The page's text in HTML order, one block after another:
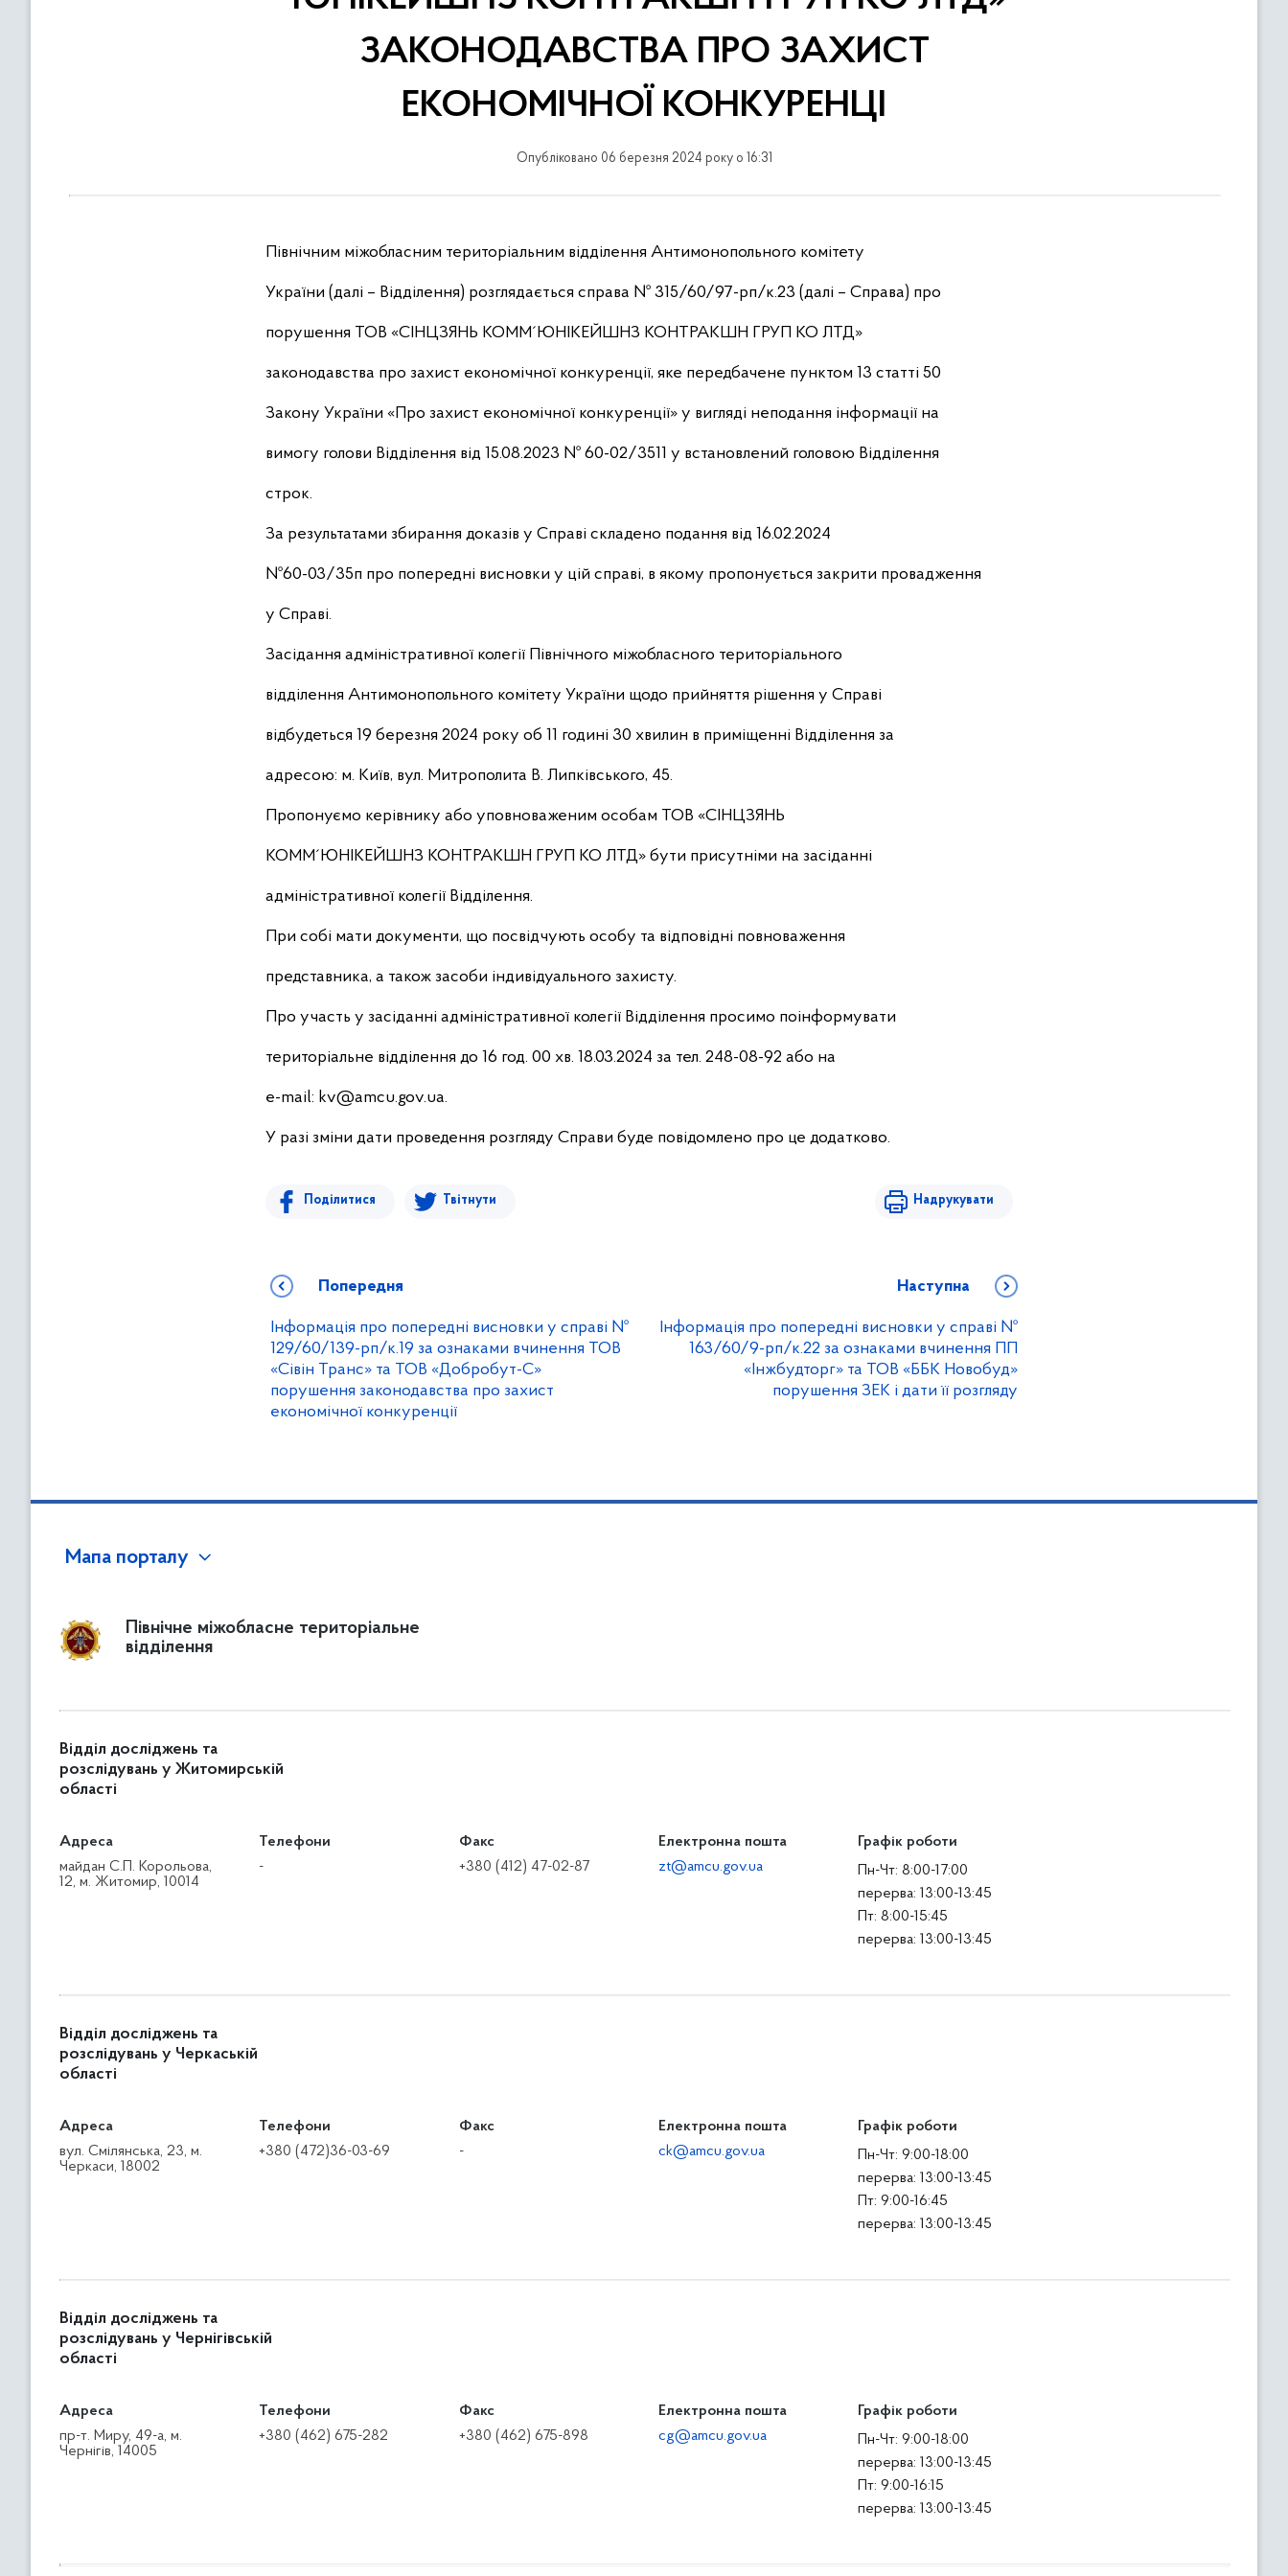
ЗАКОНОДАВСТВА ПРО ЗАХИСТ
ЕКОНОМІЧНОЇ КОНКУРЕНЦІ
Опубліковано 06 березня 2024 року о 16:31
Північним міжобласним територіальним відділення Антимонопольного комітету
України (далі – Відділення) розглядається справа № 315/60/97-рп/к.23 (далі – Справа) про
порушення ТОВ «СІНЦЗЯНЬ КОММ´ЮНІКЕЙШНЗ КОНТРАКШН ГРУП КО ЛТД»
законодавства про захист економічної конкуренції, яке передбачене пунктом 13 статті 50
Закону України «Про захист економічної конкуренції» у вигляді неподання інформації на
вимогу голови Відділення від 15.08.2023 № 60-02/3511 у встановлений головою Відділення
строк.
За результатами збирання доказів у Справі складено подання від 16.02.2024
№60-03/35п про попередні висновки у цій справі, в якому пропонується закрити провадження
у Справі.
Засідання адміністративної колегії Північного міжобласного територіального
відділення Антимонопольного комітету України щодо прийняття рішення у Справі
відбудеться 19 березня 2024 року об 11 годині 30 хвилин в приміщенні Відділення за
адресою: м. Київ, вул. Митрополита В. Липківського, 45.
Пропонуємо керівнику або уповноваженим особам ТОВ «СІНЦЗЯНЬ
КОММ´ЮНІКЕЙШНЗ КОНТРАКШН ГРУП КО ЛТД» бути присутніми на засіданні
адміністративної колегії Відділення.
При собі мати документи, що посвідчують особу та відповідні повноваження
представника, а також засоби індивідуального захисту.
Про участь у засіданні адміністративної колегії Відділення просимо поінформувати
територіальне відділення до 16 год. 00 хв. 18.03.2024 за тел. 248-08-92 або на
е-mаіl: kv@amcu.gov.ua.
У разі зміни дати проведення розгляду Справи буде повідомлено про це додатково.
Поділитися Твітнути Надрукувати
Попередня
Інформація про попередні висновки у справі №
129/60/139-рп/к.19 за ознаками вчинення ТОВ
«Сівін Транс» та ТОВ «Добробут-С»
порушення законодавства про захист
економічної конкуренції
Наступна
Інформація про попередні висновки у справі №
163/60/9-рп/к.22 за ознаками вчинення ПП
«Інжбудторг» та ТОВ «ББК Новобуд»
порушення ЗЕК і дати її розгляду
Мапа порталу
Північне міжобласне територіальне
відділення
Відділ досліджень та
розслідувань у Житомирській
області
Адреса
майдан С.П. Корольова,
12, м. Житомир, 10014
Телефони
-
Факс
+380 (412) 47-02-87
Електронна пошта
zt@amcu.gov.ua
Графік роботи
Пн-Чт: 8:00-17:00
перерва: 13:00-13:45
Пт: 8:00-15:45
перерва: 13:00-13:45
Відділ досліджень та
розслідувань у Черкаській
області
Адреса
вул. Смілянська, 23, м.
Черкаси, 18002
Телефони
+380 (472)36-03-69
Факс
-
Електронна пошта
ck@amcu.gov.ua
Графік роботи
Пн-Чт: 9:00-18:00
перерва: 13:00-13:45
Пт: 9:00-16:45
перерва: 13:00-13:45
Відділ досліджень та
розслідувань у Чернігівській
області
Адреса
пр-т. Миру, 49-а, м.
Чернігів, 14005
Телефони
+380 (462) 675-282
Факс
+380 (462) 675-898
Електронна пошта
cg@amcu.gov.ua
Графік роботи
Пн-Чт: 9:00-18:00
перерва: 13:00-13:45
Пт: 9:00-16:15
перерва: 13:00-13:45